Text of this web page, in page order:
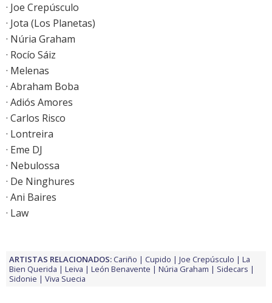
· Joe Crepúsculo
· Jota (Los Planetas)
· Núria Graham
· Rocío Sáiz
· Melenas
· Abraham Boba
· Adiós Amores
· Carlos Risco
· Lontreira
· Eme DJ
· Nebulossa
· De Ninghures
· Ani Baires
· Law
ARTISTAS RELACIONADOS:Cariño Cupido Joe Crepúsculo
La
Bien Querida
Leiva León Benavente Núria Graham
Sidecars
Sidonie
Viva Suecia